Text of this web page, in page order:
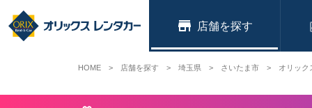
店舗
HOME 店舗を探す 埼玉県 さいたま市 オリック